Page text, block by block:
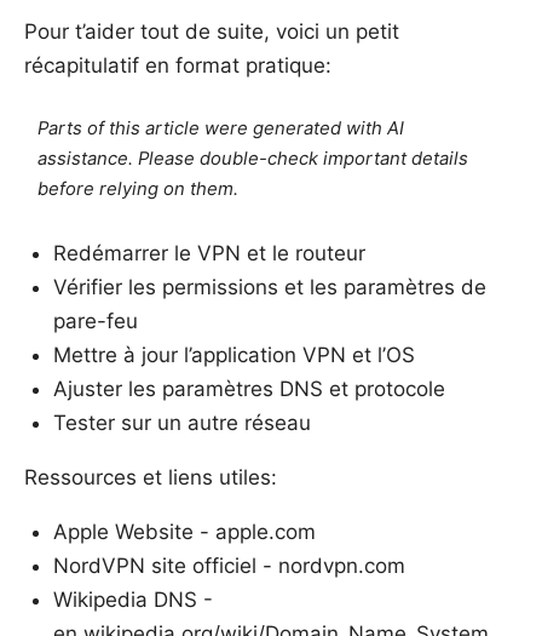
Pour t’aider tout de suite, voici un petit
récapitulatif en format pratique:
Parts of this article were generated with AI
assistance. Please double-check important details
before relying on them.
Redémarrer le VPN et le routeur
Vérifier les permissions et les paramètres de
pare-feu
Mettre à jour l’application VPN et l’OS
Ajuster les paramètres DNS et protocole
Tester sur un autre réseau
Ressources et liens utiles:
Apple Website - apple.com
NordVPN site officiel - nordvpn.com
Wikipedia DNS -